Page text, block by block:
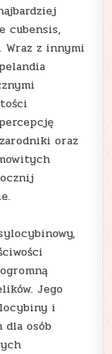
cubensis,
Wraz z innymi
oraz
Jego
i
osób